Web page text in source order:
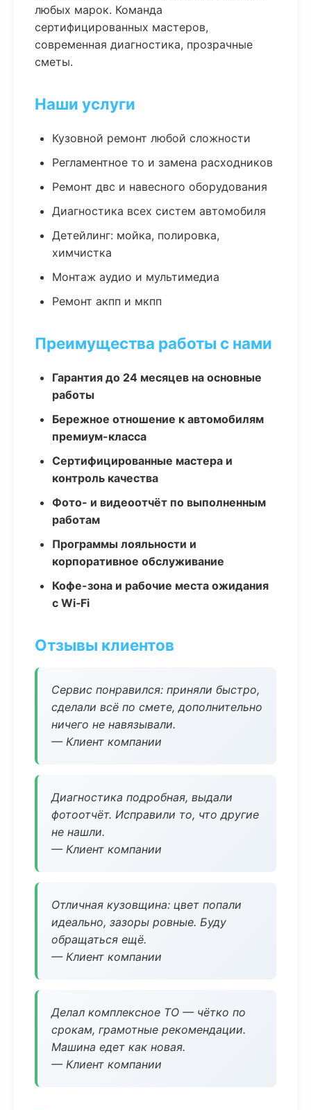
любых марок. Команда
сертифицированных мастеров,
современная диагностика, прозрачные
сметы.
Наши услуги
Кузовной ремонт любой сложности
Регламентное то и замена расходников
Ремонт двс и навесного оборудования
Диагностика всех систем автомобиля
Детейлинг: мойка, полировка,
химчистка
Монтаж аудио и мультимедиа
Ремонт акпп и мкпп
Преимущества работы с нами
Гарантия до 24 месяцев на основные
работы
Бережное отношение к автомобилям
премиум-класса
Сертифицированные мастера и
контроль качества
Фото- и видеоотчёт по выполненным
работам
Программы лояльности и
корпоративное обслуживание
Кофе-зона и рабочие места ожидания
с Wi‑Fi
Отзывы клиентов
Сервис понравился: приняли быстро,
сделали всё по смете, дополнительно
ничего не навязывали.
— Клиент компании
Диагностика подробная, выдали
фотоотчёт. Исправили то, что другие
не нашли.
— Клиент компании
Отличная кузовщина: цвет попали
идеально, зазоры ровные. Буду
обращаться ещё.
— Клиент компании
Делал комплексное ТО — чётко по
срокам, грамотные рекомендации.
Машина едет как новая.
— Клиент компании